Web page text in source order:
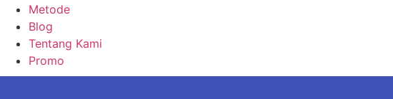
Metode
Blog
Tentang Kami
Promo